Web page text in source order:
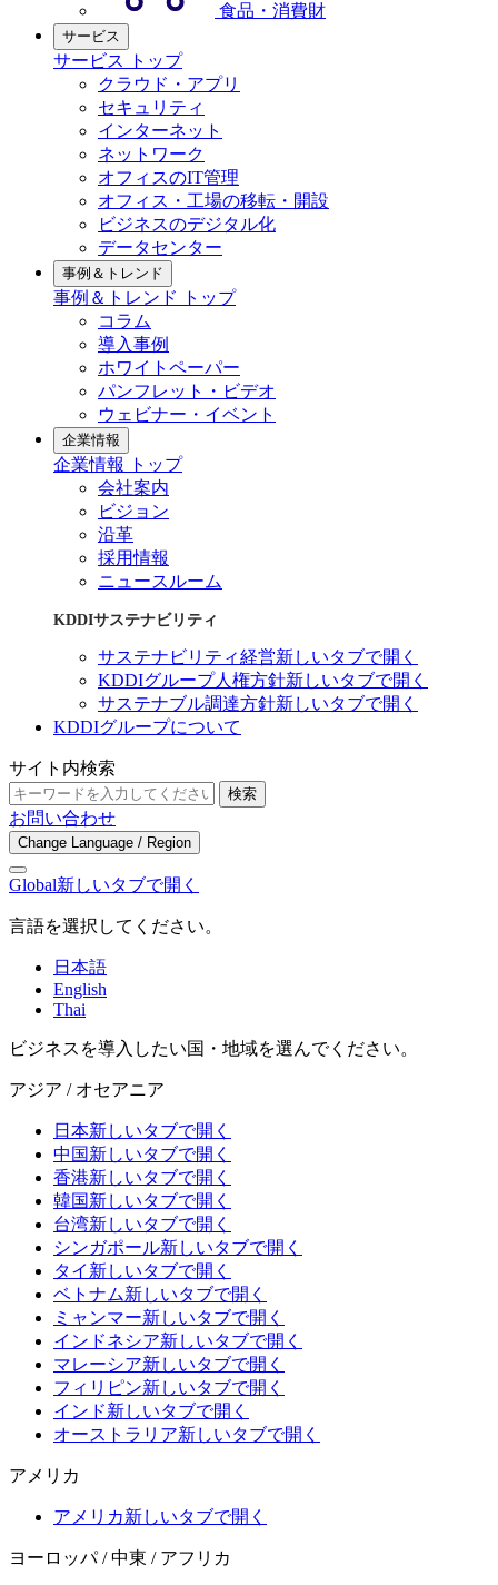
食品・消費財
サービス
サービス トップ
クラウド・アプリ
セキュリティ
インターネット
ネットワーク
オフィスのIT管理
オフィス・工場の移転・開設
ビジネスのデジタル化
データセンター
事例＆トレンド
事例＆トレンド トップ
コラム
導入事例
ホワイトペーパー
パンフレット・ビデオ
ウェビナー・イベント
企業情報
企業情報 トップ
会社案内
ビジョン
沿革
採用情報
ニュースルーム
KDDIサステナビリティ
サステナビリティ経営新しいタブで開く
KDDIグループ人権方針新しいタブで開く
サステナブル調達方針新しいタブで開く
KDDIグループについて
サイト内検索
検索
お問い合わせ
Change Language / Region
Global新しいタブで開く
言語を選択してください。
日本語
English
Thai
ビジネスを導入したい国・地域を選んでください。
アジア / オセアニア
日本新しいタブで開く
中国新しいタブで開く
香港新しいタブで開く
韓国新しいタブで開く
台湾新しいタブで開く
シンガポール新しいタブで開く
タイ 新しいタブで開く
ベトナム新しいタブで開く
ミャンマー新しいタブで開く
インドネシア新しいタブで開く
マレーシア新しいタブで開く
フィリピン新しいタブで開く
インド新しいタブで開く
オーストラリア新しいタブで開く
アメリカ
アメリカ新しいタブで開く
ヨーロッパ / 中東 / アフリカ